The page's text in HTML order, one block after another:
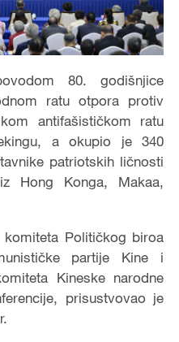
80. godišnjice
ratu otpora protiv
antifašističkom ratu
a okupio je 340
patriotskih ličnosti
Hong Konga, Makaa,
komiteta Političkog biroa
partije Kine i
Kineske narodne
prisustvovao je